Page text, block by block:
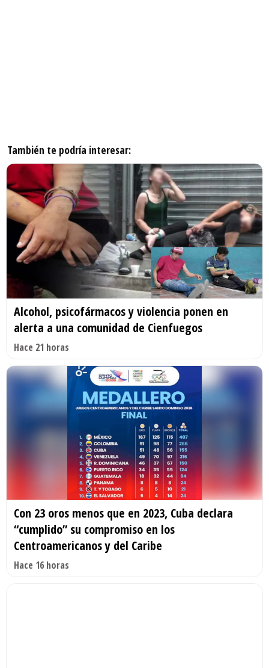
También te podría interesar:
Alcohol, psicofármacos y violencia ponen en
alerta a una comunidad de Cienfuegos
Hace 21 horas
Con 23 oros menos que en 2023, Cuba declara
“cumplido” su compromiso en los
Centroamericanos y del Caribe
Hace 16 horas